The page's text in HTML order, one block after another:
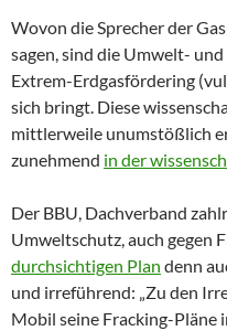
Wovon die Sprecher der
sagen, sind die Umwelt-
Extrem-Erdgasfördering
sich bringt. Diese
mittlerweile unumstößlich
zunehmend in der
Der BBU, Dachverband
Umweltschutz, auch gegen
durchsichtigen Plan denn
und irreführend: „Zu den
Mobil seine Fracking-Pläne